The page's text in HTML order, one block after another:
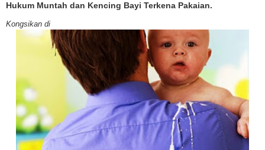
Hukum Muntah dan Kencing Bayi Terkena Pakaian.
Kongsikan di